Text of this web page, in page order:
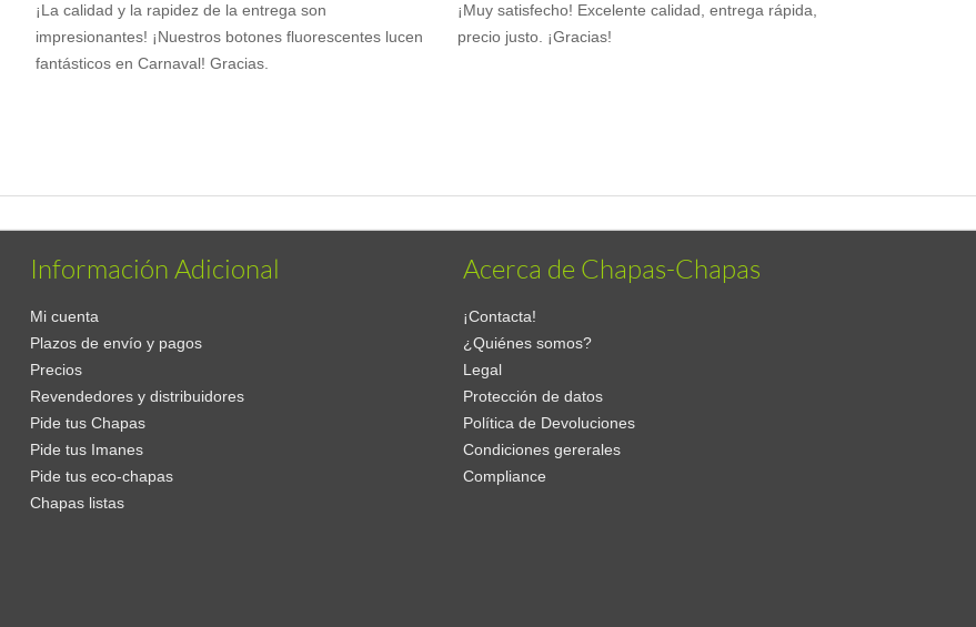
¡La calidad y la rapidez de la entrega son
impresionantes! ¡Nuestros botones fluorescentes lucen
fantásticos en Carnaval! Gracias.
¡Muy satisfecho! Excelente calidad, entrega rápida,
precio justo. ¡Gracias!
Información Adicional
Mi cuenta
Plazos de envío y pagos
Precios
Revendedores y distribuidores
Pide tus Chapas
Pide tus Imanes
Pide tus eco-chapas
Chapas listas
Acerca de Chapas-Chapas
¡Contacta!
¿Quiénes somos?
Legal
Protección de datos
Política de Devoluciones
Condiciones gererales
Compliance